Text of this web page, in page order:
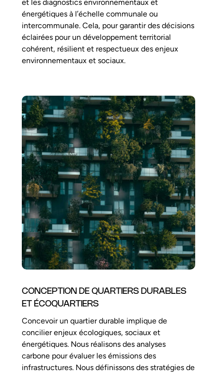
et les diagnostics environnementaux et
énergétiques à l’échelle communale ou
intercommunale. Cela, pour garantir des décisions
éclairées pour un développement territorial
cohérent, résilient et respectueux des enjeux
environnementaux et sociaux.
CONCEPTION DE QUARTIERS DURABLES
ET ÉCOQUARTIERS
Concevoir un quartier durable implique de
concilier enjeux écologiques, sociaux et
énergétiques. Nous réalisons des analyses
carbone pour évaluer les émissions des
infrastructures. Nous définissons des stratégies de